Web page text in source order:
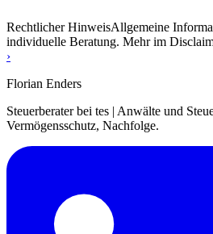
Rechtlicher HinweisAllgemeine
individuelle Beratung. Mehr im
›
Florian Enders
Steuerberater bei tes | Anwälte und
Vermögensschutz, Nachfolge.